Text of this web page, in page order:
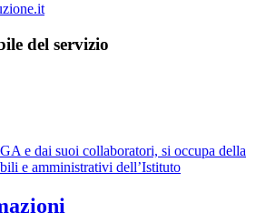
del servizio
e dai suoi collaboratori, si occupa della
e amministrativi dell’Istituto